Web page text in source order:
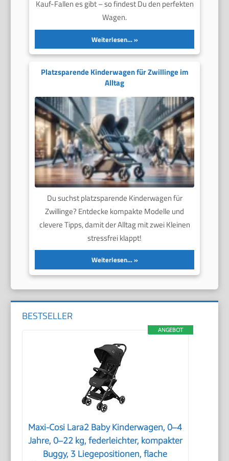
Kauf-Fallen es gibt – so findest Du den perfekten
Wagen.
Weiterlesen…
Platzsparende Kinderwagen für Zwillinge im
Alltag
Du suchst platzsparende Kinderwagen für
Zwillinge? Entdecke kompakte Modelle und
clevere Tipps, damit der Alltag mit zwei Kleinen
stressfrei klappt!
Weiterlesen…
BESTSELLER
ANGEBOT
Maxi-Cosi Lara2 Baby Kinderwagen, 0–4
Jahre, 0–22 kg, federleichter, kompakter
Buggy, 3 Liegepositionen, flache